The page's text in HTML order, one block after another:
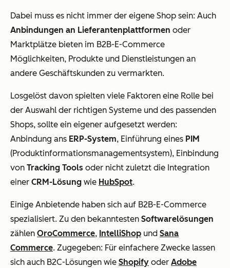
Dabei muss es nicht immer der eigene Shop sein: Auch
Anbindungen an Lieferantenplattformen oder
Marktplätze bieten im B2B-E-Commerce
Möglichkeiten, Produkte und Dienstleistungen an
andere Geschäftskunden zu vermarkten.
Losgelöst davon spielten viele Faktoren eine Rolle bei
der Auswahl der richtigen Systeme und des passenden
Shops, sollte ein eigener aufgesetzt werden:
Anbindung ans ERP-System, Einführung eines PIM
(Produktinformationsmanagementsystem), Einbindung
von Tracking Tools oder nicht zuletzt die Integration
einer CRM-Lösung wie HubSpot.
Einige Anbietende haben sich auf B2B-E-Commerce
spezialisiert. Zu den bekanntesten Softwarelösungen
zählen OroCommerce, IntelliShop und Sana
Commerce. Zugegeben: Für einfachere Zwecke lassen
sich auch B2C-Lösungen wie Shopify oder Adobe